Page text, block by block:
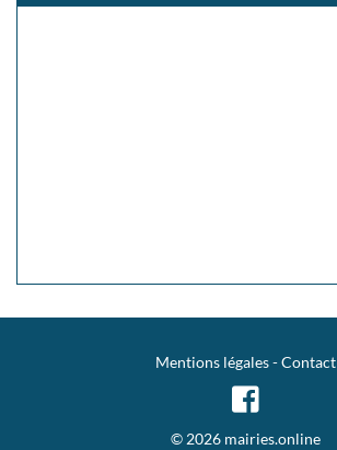
Mentions légales-Contact
© 2026 mairies.online